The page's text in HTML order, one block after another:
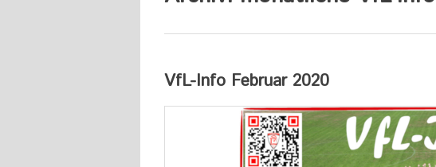
VfL-Info Februar 2020